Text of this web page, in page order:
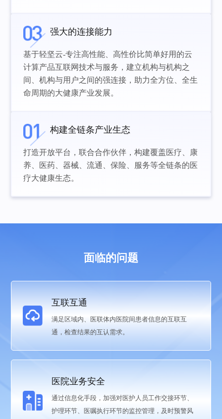
强大的连接能力
基于轻坚云-专注高性能、高性价比简单好用的云
计算产品互联网技术与服务，建立机构与机构之
间、机构与用户之间的强连接，助力全方位、全生
命周期的大健康产业发展。
构建全链条产业生态
打造开放平台，联合合作伙伴，构建覆盖医疗、康
养、医药、器械、流通、保险、服务等全链条的医
疗大健康生态。
面临的问题
互联互通
满足区域内、医联体内医院间患者信息的互联互
通，检查结果的互认需求。
医院业务安全
通过信息化手段，加强对医护人员工作交接环节、
护理环节、医嘱执行环节的监控管理，及时预警风